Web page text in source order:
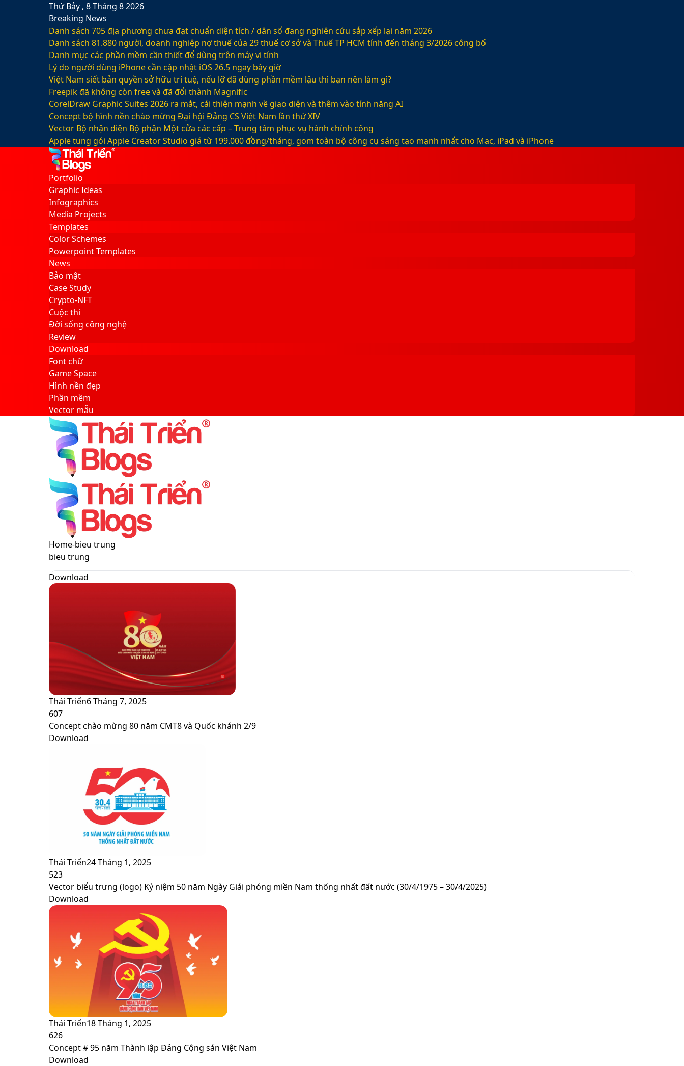
Thứ Bảy , 8 Tháng 8 2026
Breaking News
Danh sách 705 địa phương chưa đạt chuẩn diện tích / dân số đang nghiên cứu sắp xếp lại năm 2026
Danh sách 81.880‬ người, doanh nghiệp nợ thuế của 29 thuế cơ sở và Thuế TP HCM tính đến tháng 3/2026 công bố
Danh mục các phần mềm cần thiết để dùng trên máy vi tính
Lý do người dùng iPhone cần cập nhật iOS 26.5 ngay bây giờ
Việt Nam siết bản quyền sở hữu trí tuệ, nếu lỡ đã dùng phần mềm lậu thì bạn nên làm gì?
Freepik đã không còn free và đã đổi thành Magnific
CorelDraw Graphic Suites 2026 ra mắt, cải thiện mạnh về giao diện và thêm vào tính năng AI
Concept bộ hình nền chào mừng Đại hội Đảng CS Việt Nam lần thứ XIV
Vector Bộ nhận diện Bộ phận Một cửa các cấp – Trung tâm phục vụ hành chính công
Apple tung gói Apple Creator Studio giá từ 199.000 đồng/tháng, gom toàn bộ công cụ sáng tạo mạnh nhất cho Mac, iPad và iPhone
Facebook
X
LinkedIn
YouTube
Google
Play
Sidebar
Switch
skin
Portfolio
Graphic Ideas
Infographics
Media Projects
Templates
Color Schemes
Powerpoint Templates
News
Bảo mật
Case Study
Crypto-NFT
Cuộc thi
Đời sống công nghệ
Review
Download
Font chữ
Game Space
Hình nền đẹp
Phần mềm
Vector mẫu
Sidebar
Search
for
Menu
Switch
skin
Home-bieu trung
bieu trung
Download
Thái Triển6 Tháng 7, 2025
607
Concept chào mừng 80 năm CMT8 và Quốc khánh 2/9
Download
Thái Triển24 Tháng 1, 2025
523
Vector biểu trưng (logo) Kỷ niệm 50 năm Ngày Giải phóng miền Nam thống nhất đất nước (30/4/1975 – 30/4/2025)
Download
Thái Triển18 Tháng 1, 2025
626
Concept # 95 năm Thành lập Đảng Cộng sản Việt Nam
Download